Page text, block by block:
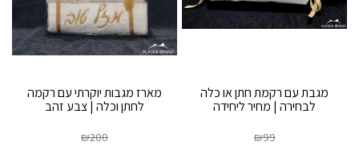
מגבת עם רקמת חתן או כלה
לבחירה | מחיר ליחידה
₪99
מארז מגבות יוקרתי עם רקמה
לחתן וכלה | צבע זהב
₪200